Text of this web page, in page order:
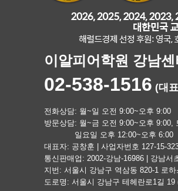
이알피어학원 강남센
02-538-1516 (대
전화상담: 월~일 오전 9:00~오후 9:00
방문상담: 월~금 오전 9:00~오후 9:00,
일요일 오후 12:00~오후 6:00
대표자: 공창훈 | 사업자번호 127-15-
통신판매업: 2002-강남-16986 | 강남서
지번: 서울시 강남구 역삼동 820-1 로하
도로명: 서울시 강남구 테헤란로1길